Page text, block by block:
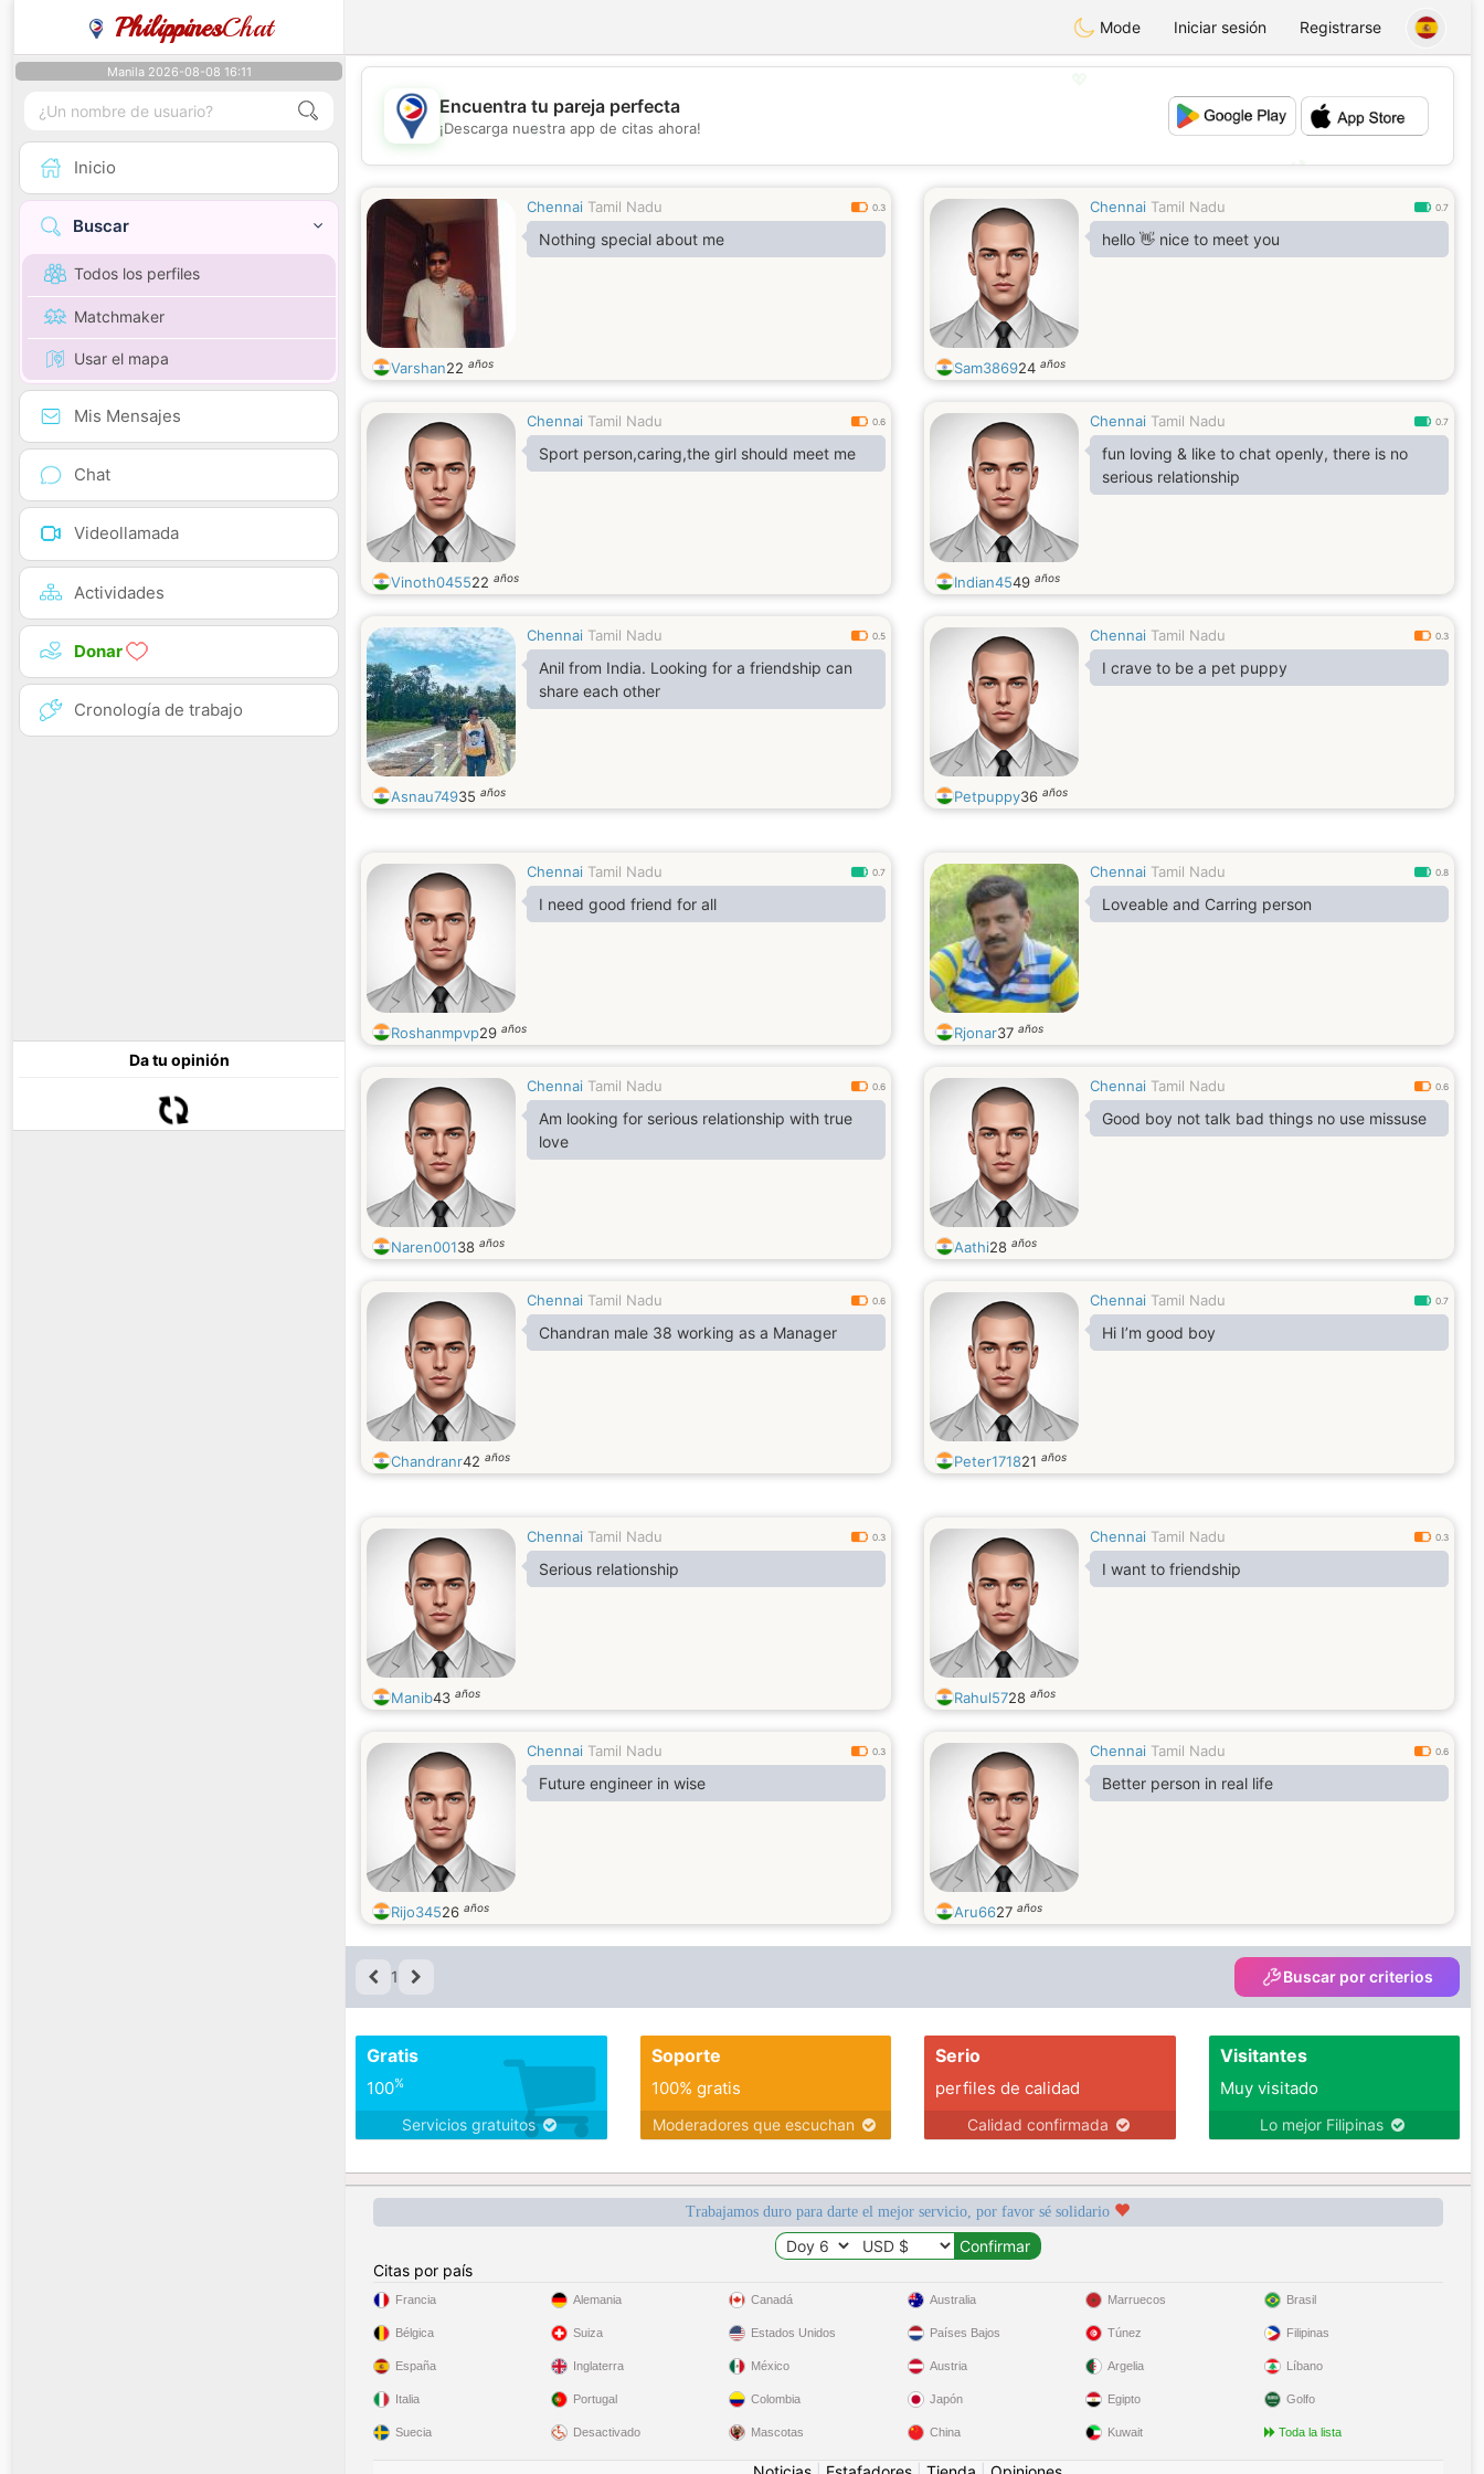
PhilippinesChat Mode Iniciar sesión Registrarse
Manila 2026-08-08 16:11
Inicio
Buscar
Todos los perfiles
Matchmaker
Usar el mapa
Mis Mensajes
Chat
Videollamada
Actividades
Donar
Cronología de trabajo
Da tu opinión
💖
💕
Encuentra tu pareja perfecta
¡Descarga nuestra app de citas ahora!
Chennai Tamil Nadu 0.3
Nothing special about me
Varshan22 años
Chennai Tamil Nadu 0.7
hello 👋 nice to meet you
Sam386924 años
Chennai Tamil Nadu 0.6
Sport person,caring,the girl should meet me
Vinoth045522 años
Chennai Tamil Nadu 0.7
fun loving & like to chat openly, there is no
serious relationship
Indian4549 años
Chennai Tamil Nadu 0.5
Anil from India. Looking for a friendship can
share each other
Asnau74935 años
Chennai Tamil Nadu 0.3
I crave to be a pet puppy
Petpuppy36 años
Chennai Tamil Nadu 0.7
I need good friend for all
Roshanmpvp29 años
Chennai Tamil Nadu 0.8
Loveable and Carring person
Rjonar37 años
Chennai Tamil Nadu 0.6
Am looking for serious relationship with true
love
Naren00138 años
Chennai Tamil Nadu 0.6
Good boy not talk bad things no use missuse
Aathi28 años
Chennai Tamil Nadu 0.6
Chandran male 38 working as a Manager
Chandranr42 años
Chennai Tamil Nadu 0.7
Hi I’m good boy
Peter171821 años
Chennai Tamil Nadu 0.3
Serious relationship
Manib43 años
Chennai Tamil Nadu 0.3
I want to friendship
Rahul5728 años
Chennai Tamil Nadu 0.3
Future engineer in wise
Rijo34526 años
Chennai Tamil Nadu 0.6
Better person in real life
Aru6627 años
1 Buscar por criterios
Gratis
100%
Servicios gratuitos
Soporte
100% gratis
Moderadores que escuchan
Serio
perfiles de calidad
Calidad confirmada
Visitantes
Muy visitado
Lo mejor Filipinas
Trabajamos duro para darte el mejor servicio, por favor sé solidario
Citas por país
Francia
Bélgica
España
Italia
Suecia
Alemania
Suiza
Inglaterra
Portugal
Desactivado
Canadá
Estados Unidos
México
Colombia
Mascotas
Australia
Países Bajos
Austria
Japón
China
Marruecos
Túnez
Argelia
Egipto
Kuwait
Brasil
Filipinas
Líbano
Golfo
Toda la lista